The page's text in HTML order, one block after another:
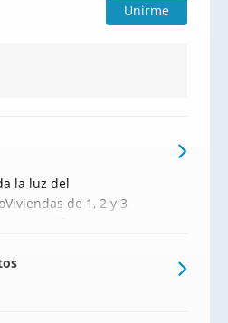
Unirme
la luz del
de 1, 2 y 3
magníficas terrazas en las
del
en un residencial con